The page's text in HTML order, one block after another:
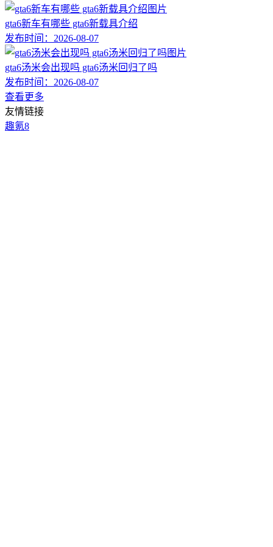
gta6新车有哪些 gta6新载具介绍
发布时间： 2026-08-07
gta6汤米会出现吗 gta6汤米回归了吗
发布时间： 2026-08-07
查看更多
友情链接
趣氪8